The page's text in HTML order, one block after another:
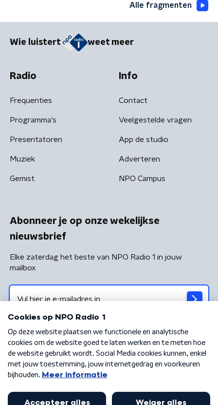
Alle fragmenten
Wie luistert weet meer
Radio
Frequenties
Programma's
Presentatoren
Muziek
Gemist
Info
Contact
Veelgestelde vragen
App de studio
Adverteren
NPO Campus
Abonneer je op onze wekelijkse
nieuwsbrief
Elke zaterdag het beste van NPO Radio 1 in jouw
mailbox
Algemene voorwaarden Privacybeleid